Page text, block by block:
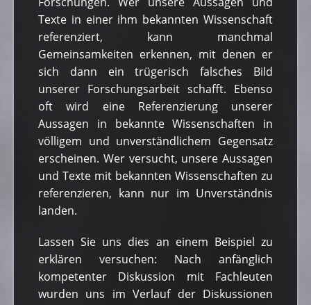
Texte in einer ihm bekannten Wissenschaft
referenziert, kann manchmal
Gemeinsamkeiten erkennen, mit denen er
sich dann ein trügerisch falsches Bild
unserer Forschungsarbeit schafft. Ebenso
oft wird eine Referenzierung unserer
Aussagen in bekannte Wissenschaften in
völligem und unverständlichem Gegensatz
erscheinen. Wer versucht, unsere Aussagen
und Texte mit bekannten Wissenschaften zu
referenzieren, kann nur im Unverständnis
landen.
Lassen Sie uns dies an einem Beispiel zu
erklären versuchen: Nach anfänglich
kompetenter Diskussion mit Fachleuten
wurden uns im Verlauf der Diskussionen